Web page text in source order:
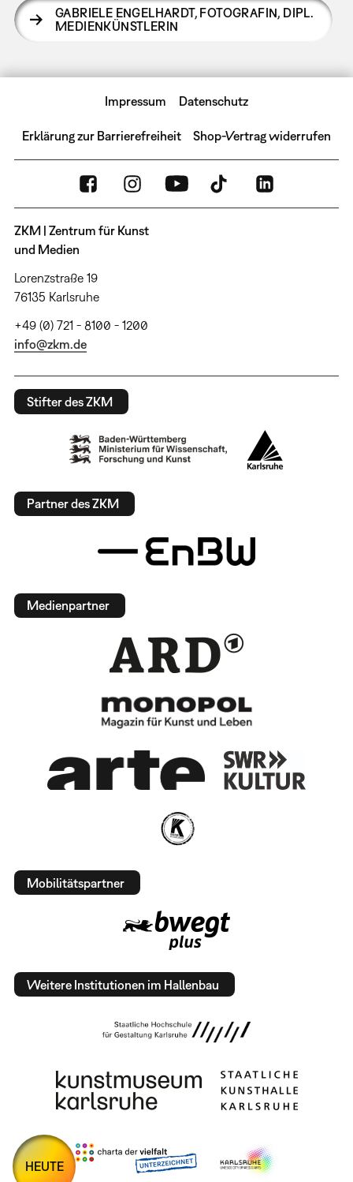
GABRIELE ENGELHARDT, FOTOGRAFIN, DIPL.
MEDIENKÜNSTLERIN
Impressum Datenschutz
Erklärung zur Barrierefreiheit Shop-Vertrag widerrufen
ZKM | Zentrum für Kunst
und Medien
Lorenzstraße 19
76135 Karlsruhe
+49 (0) 721 - 8100 - 1200
info@zkm.de
Stifter des ZKM
Partner des ZKM
Medienpartner
Mobilitätspartner
Weitere Institutionen im Hallenbau
HEUTE